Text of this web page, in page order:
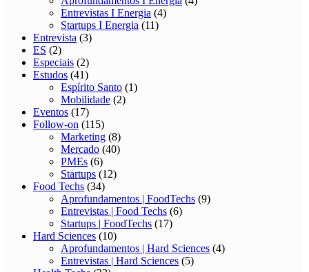
Entrevistas I Energia (4)
Startups I Energia (11)
Entrevista (3)
ES (2)
Especiais (2)
Estudos (41)
Espírito Santo (1)
Mobilidade (2)
Eventos (17)
Follow-on (115)
Marketing (8)
Mercado (40)
PMEs (6)
Startups (12)
Food Techs (34)
Aprofundamentos | FoodTechs (9)
Entrevistas | Food Techs (6)
Startups | FoodTechs (17)
Hard Sciences (10)
Aprofundamentos | Hard Sciences (4)
Entrevistas | Hard Sciences (5)